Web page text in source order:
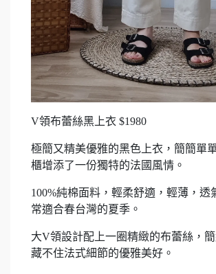
V領布蕾絲黑上衣 $1980
極簡又精美優雅的黑色上衣，簡簡單
櫃增添了一份獨特的法國風情。
100%純棉面料，輕柔舒適，輕薄，透
常適合春台灣的夏季。
大V領設計配上一圈精緻的布蕾絲，簡
藏不住法式細節的優雅美好。